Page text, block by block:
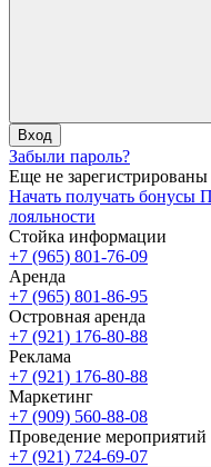
Вход
Забыли пароль?
Еще не
Начать получать бонусы
лояльности
Стойка информации
+7 (965) 801-76-09
Аренда
+7 (965) 801-86-95
Островная аренда
+7 (921) 176-80-88
Реклама
+7 (921) 176-80-88
Маркетинг
+7 (909) 560-88-08
Проведение мероприятий
+7 (921) 724-69-07